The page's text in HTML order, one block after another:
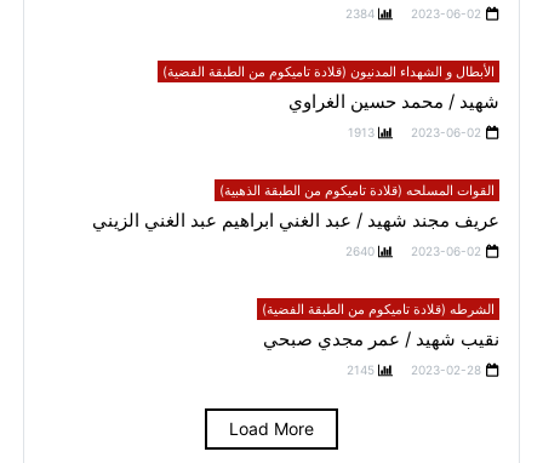
2023-06-02
2384
الأبطال و الشهداء المدنيون (قلادة تاميكوم من الطبقة الفضية)
شهيد / محمد حسين الغراوي
2023-06-02
1913
القوات المسلحه (قلادة تاميكوم من الطبقة الذهبية)
عريف مجند شهيد / عبد الغني ابراهيم عبد الغني الزيني
2023-06-02
2640
الشرطه (قلادة تاميكوم من الطبقة الفضية)
نقيب شهيد / عمر مجدي صبحي
2023-02-28
2145
Load More